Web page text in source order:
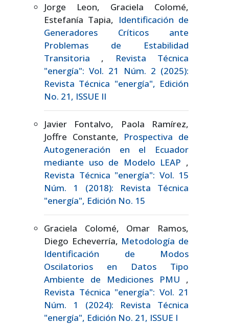
Jorge Leon, Graciela Colomé,
Estefanía Tapia, Identificación de
Generadores Críticos ante
Problemas de Estabilidad
Transitoria ,
Revista Técnica
"energía": Vol. 21 Núm. 2 (2025):
Revista Técnica "energía", Edición
No. 21, ISSUE II
Javier Fontalvo, Paola Ramírez,
Joffre Constante, Prospectiva de
Autogeneración en el Ecuador
mediante uso de Modelo LEAP ,
Revista Técnica "energía": Vol. 15
Núm. 1 (2018): Revista Técnica
"energía", Edición No. 15
Graciela Colomé, Omar Ramos,
Diego Echeverría, Metodología de
Identificación de Modos
Oscilatorios en Datos Tipo
Ambiente de Mediciones PMU ,
Revista Técnica "energía": Vol. 21
Núm. 1 (2024): Revista Técnica
"energía", Edición No. 21, ISSUE I